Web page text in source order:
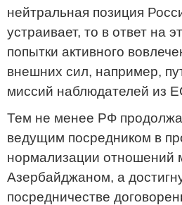
нейтральная позиция
устраивает, то в ответ на
попытки активного
внешних сил, например,
миссий наблюдателей из
Тем не менее РФ
ведущим посредником в
нормализации отношений
Азербайджаном, а
посредничестве